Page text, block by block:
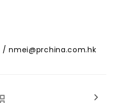
/nmei@prchina.com.hk